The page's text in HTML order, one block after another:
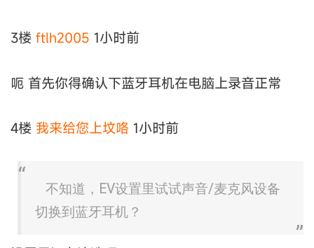
3楼 ftlh2005 1小时前
呃 首先你得确认下蓝牙耳机在电脑上录音正常
4楼 我来给您上坟咯 1小时前
不知道，EV设置里试试声音/麦克风设备
切换到蓝牙耳机？